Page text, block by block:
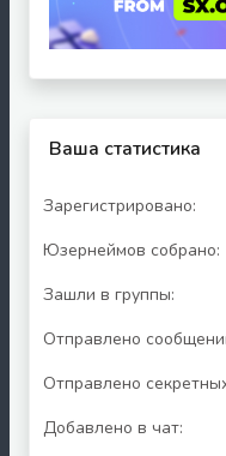
Ваша статистика
Зарегистрировано:
Юзернеймов собрано:
Зашли в группы:
Отправлено
Отправлено
Добавлено в чат: